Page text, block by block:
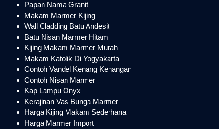
Papan Nama Granit
Makam Marmer Kijing
Wall Cladding Batu Andesit
Batu Nisan Marmer Hitam
Kijing Makam Marmer Murah
Makam Katolik Di Yogyakarta
Contoh Vandel Kenang Kenangan
Contoh Nisan Marmer
Kap Lampu Onyx
Kerajinan Vas Bunga Marmer
Harga Kijing Makam Sederhana
Harga Marmer Import